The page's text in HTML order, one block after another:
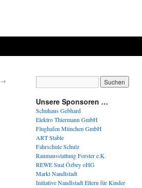
→
Unsere Sponsoren …
Schuhaus Gebhard
Elektro Thiermann GmbH
Flughafen München GmbH
ART Stable
Fahrschule Schulz
Raumausstattung Forster e.K.
REWE Suat Özbey oHG
Markt Nandlstadt
Initiative Nandlstadt Eltern für Kinder